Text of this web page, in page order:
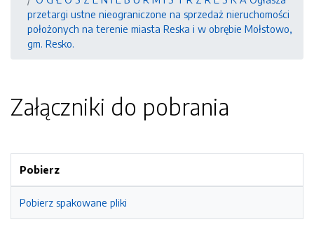
przetargi ustne nieograniczone na sprzedaż nieruchomości
położonych na terenie miasta Reska i w obrębie Mołstowo,
gm. Resko.
Załączniki do pobrania
Pobierz
Pobierz spakowane pliki